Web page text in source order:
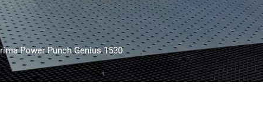
Power Punch Genius 1530